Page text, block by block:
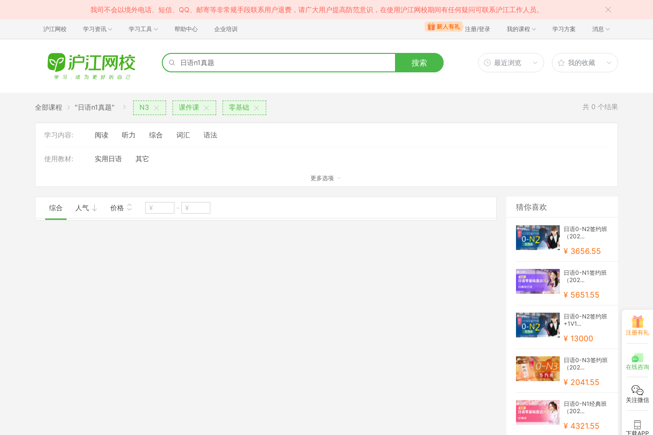
我司不会以境外电话、短信、QQ、邮寄等非常规手段联系用户退费，请广大用户提高防范意识，在使用沪江网校期间有任何疑问可联系沪江工作人员。
沪江网校 学习资讯 学习工具 帮助中心 企业培训 注册/登录 我的课程 学习方案 消息
搜索 最近浏览 我的收藏
全部课程 "日语n1真题" N3 课件课 零基础 共 0 个结果
学习内容: 阅读 听力 综合 词汇 语法
使用教材: 实用日语 其它
更多选项
综合 人气 价格 - 猜你喜欢
日语0-N2签约班
（202...
¥ 3656.55
日语0-N1签约班
（202...
¥ 5651.55
日语0-N2签约班
+1V1...
¥ 13000
日语0-N3签约班
（202...
¥ 2041.55
日语0-N1经典班
（202...
¥ 4321.55
注册有礼
在线咨询
关注微信
下载APP